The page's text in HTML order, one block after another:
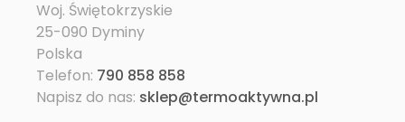
Woj. Świętokrzyskie
25-090 Dyminy
Polska
Telefon: 790 858 858
Napisz do nas: sklep@termoaktywna.pl